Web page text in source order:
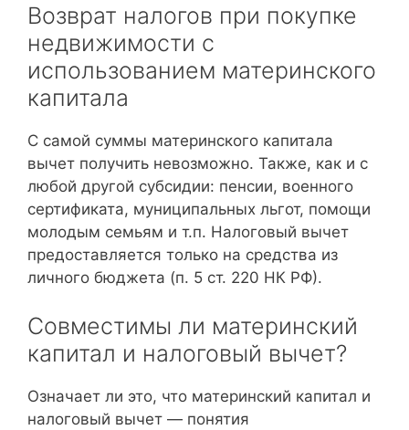
Возврат налогов при покупке
недвижимости с
использованием материнского
капитала
С самой суммы материнского капитала
вычет получить невозможно. Также, как и с
любой другой субсидии: пенсии, военного
сертификата, муниципальных льгот, помощи
молодым семьям и т.п. Налоговый вычет
предоставляется только на средства из
личного бюджета (п. 5 ст. 220 НК РФ).
Совместимы ли материнский
капитал и налоговый вычет?
Означает ли это, что материнский капитал и
налоговый вычет — понятия